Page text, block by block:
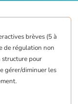
brèves (5 à
de régulation non
structure pour
gérer/diminuer les